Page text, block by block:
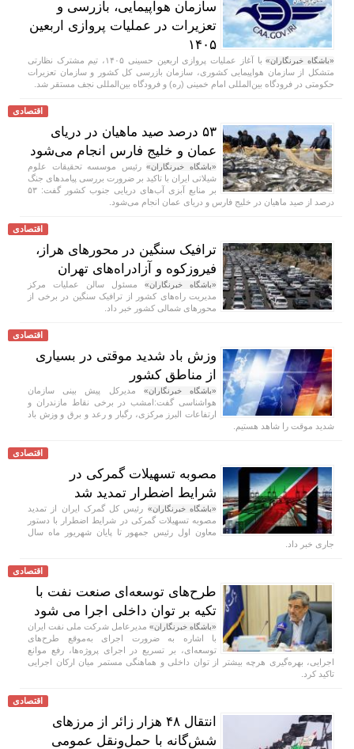
سازمان هواپیمایی، بازرسی و
تعزیرات در عملیات پروازی اربعین
۱۴۰۵
«باشگاه خبرنگاران»
با آغاز عملیات پروازی اربعین حسینی ۱۴۰۵، تیم مشترک نظارتی
متشکل از سازمان هواپیمایی کشوری، سازمان بازرسی کل کشور و سازمان تعزیرات
حکومتی در فرودگاه بین‌المللی امام خمینی (ره) و فرودگاه بین‌المللی نجف مستقر شد.
اقتصادی
۵۳ درصد صید ماهیان در دریای
عمان و خلیج فارس انجام می‌شود
«باشگاه خبرنگاران»رئیس موسسه تحقیقات علوم
شیلاتی ایران با تاکید بر ضرورت بررسی پیامد‌های جنگ
بر منابع آبزی آب‌های دریایی جنوب کشور گفت: ۵۳
درصد از صید ماهیان در خلیج فارس و دریای عمان انجام می‌شود.
اقتصادی
ترافیک سنگین در محورهای هراز،
فیروزکوه و آزادراه‌های تهران
«باشگاه خبرنگاران» مسئول سالن عملیات مرکز
مدیریت راه‌های کشور از ترافیک سنگین در برخی از
محور‌های شمالی کشور خبر داد.
اقتصادی
وزش باد شدید موقتی در بسیاری
از مناطق کشور
«باشگاه خبرنگاران» مدیرکل پیش بینی سازمان
هواشناسی گفت:امشب در برخی نقاط مازندران و
ارتفاعات البرز مرکزی، رگبار و رعد و برق و وزش باد
شدید موقت را شاهد هستیم.
اقتصادی
مصوبه تسهیلات گمرکی در
شرایط اضطرار تمدید شد
«باشگاه خبرنگاران» رئیس کل گمرک ایران از تمدید
مصوبه تسهیلات گمرکی در شرایط اضطرار با دستور
معاون اول رئیس جمهور تا پایان شهریور ماه سال
جاری خبر داد.
اقتصادی
طرح‌های توسعه‌ای صنعت نفت با
تکیه بر توان داخلی اجرا می شود
«باشگاه خبرنگاران» مدیرعامل شرکت ملی نفت ایران
با اشاره به ضرورت اجرای به‌موقع طرح‌های
توسعه‌ای، بر تسریع در اجرای پروژه‌ها، رفع موانع
اجرایی، بهره‌گیری هرچه بیشتر از توان داخلی و هماهنگی مستمر میان ارکان اجرایی
تاکید کرد.
اقتصادی
انتقال ۴۸ هزار زائر از مرزهای
شش‌گانه با حمل‌ونقل عمومی